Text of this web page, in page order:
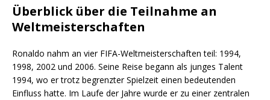
Überblick über die Teilnahme an
Weltmeisterschaften
Ronaldo nahm an vier FIFA-Weltmeisterschaften teil: 1994,
1998, 2002 und 2006. Seine Reise begann als junges Talent
1994, wo er trotz begrenzter Spielzeit einen bedeutenden
Einfluss hatte. Im Laufe der Jahre wurde er zu einer zentralen